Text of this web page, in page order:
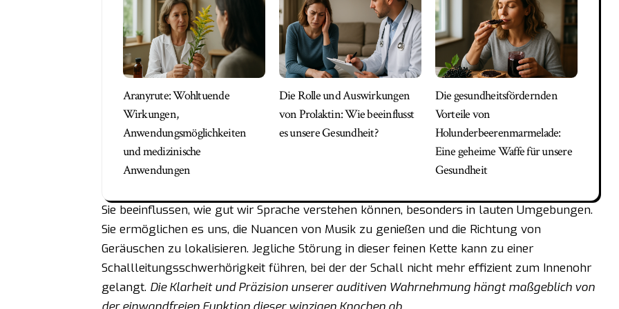
Aranyrute: Wohltuende
Wirkungen,
Anwendungsmöglichkeiten
und medizinische
Anwendungen
Die Rolle und Auswirkungen
von Prolaktin: Wie beeinflusst
es unsere Gesundheit?
Die gesundheitsfördernden
Vorteile von
Holunderbeerenmarmelade:
Eine geheime Waffe für unsere
Gesundheit
Sie beeinflussen, wie gut wir Sprache verstehen können, besonders in lauten Umgebungen.
Sie ermöglichen es uns, die Nuancen von Musik zu genießen und die Richtung von
Geräuschen zu lokalisieren. Jegliche Störung in dieser feinen Kette kann zu einer
Schallleitungsschwerhörigkeit führen, bei der der Schall nicht mehr effizient zum Innenohr
gelangt. Die Klarheit und Präzision unserer auditiven Wahrnehmung hängt maßgeblich von